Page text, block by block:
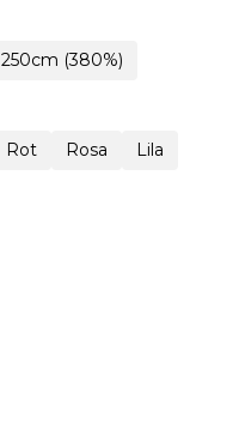
250cm (380%)
Rot Rosa
Lila